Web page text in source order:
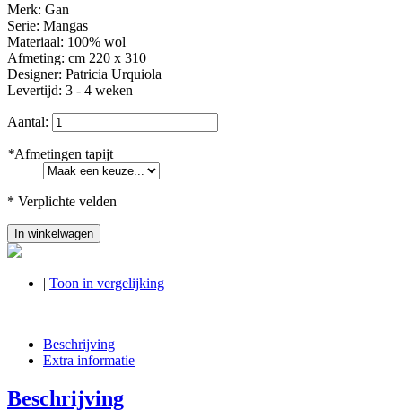
Merk: Gan
Serie: Mangas
Materiaal: 100% wol
Afmeting: cm 220 x 310
Designer: Patricia Urquiola
Levertijd: 3 - 4 weken
Aantal:
*Afmetingen tapijt
* Verplichte velden
In winkelwagen
| Toon in vergelijking
Beschrijving
Extra informatie
Beschrijving